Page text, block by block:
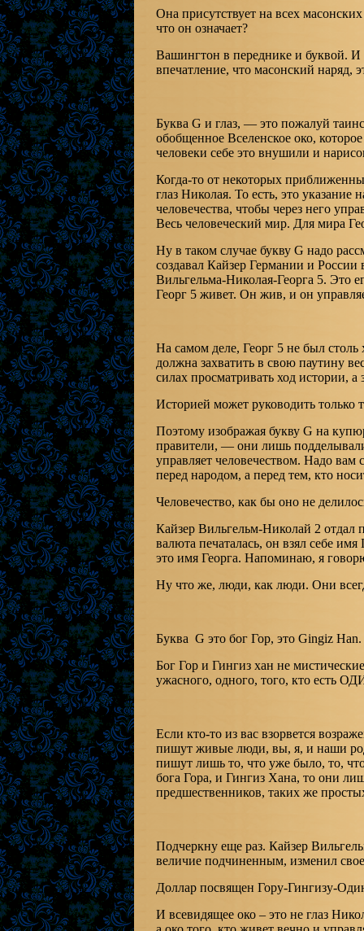
Она присутствует на всех
что он означает?
Вашингтон в переднике и буквой.
впечатление, что масонский наряд,
Буква G и глаз, — это пожалуй
обобщенное Вселенское око,
человеки себе это внушили и
Когда-то от некоторых
глаз Николая. То есть, это указание
человечества, чтобы через него
Весь человеческий мир. Для мира
Ну в таком случае букву G надо
создавал Кайзер Германии и России
Вильгельма-Николая-Георга 5. Это
Георг 5 живет. Он жив, и он
На самом деле, Георг 5 не был столь
должна захватить в свою паутину
силах просматривать ход истории,
Историей может руководить только
Поэтому изображая букву G на
правители, — они лишь
управляет человечеством. Надо вам
перед народом, а перед тем, кто
Человечество, как бы оно не
Кайзер Вильгельм-Николай 2 отдал
валюта печаталась, он взял себе
это имя Георга. Напоминаю, я
Ну что же, люди, как люди. Они
Буква G это бог Гор, это Gingiz Han.
Бог Гор и Гингиз хан не
ужасного, одного, того, кто есть
Если кто-то из вас взорвется
пишут живые люди, вы, я, и наши
пишут лишь то, что уже было, то,
бога Гора, и Гингиз Хана, то они
предшественников, таких же
Подчеркну еще раз. Кайзер
величие подчиненным, изменил
Доллар посвящен Гору-Гингизу-
И всевидящее око – это не глаз